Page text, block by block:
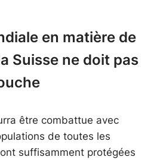
en matière de
Suisse ne doit pas
être combattue avec
de toutes les
suffisamment protégées